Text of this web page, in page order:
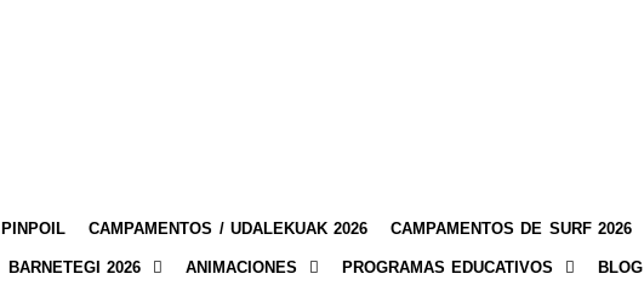
PINPOIL CAMPAMENTOS / UDALEKUAK 2026 CAMPAMENTOS DE SURF 2026
BARNETEGI 2026 ANIMACIONES PROGRAMAS EDUCATIVOS BLOG